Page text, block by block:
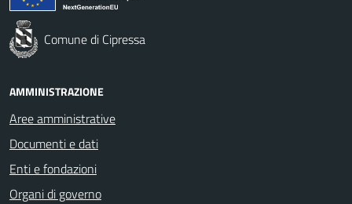
Comune di Cipressa
AMMINISTRAZIONE
Aree amministrative
Documenti e dati
Enti e fondazioni
Organi di governo